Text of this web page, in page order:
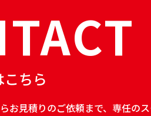
ちら
お見積りのご依頼まで、専任のス